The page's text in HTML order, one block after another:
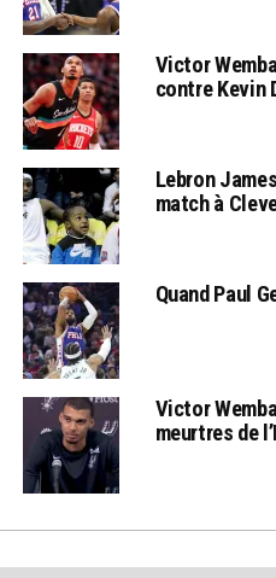
Victor
contre Kevin
Lebron
match à
Quand Paul
Victor
meurtres de